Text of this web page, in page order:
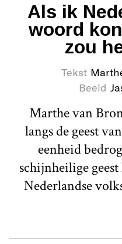
Als ik
woord
zou
Tekst
Beeld
Marthe van
langs de geest
eenheid
schijnheilige
Nederlandse